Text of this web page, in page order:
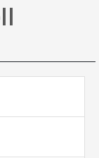
Ajuda